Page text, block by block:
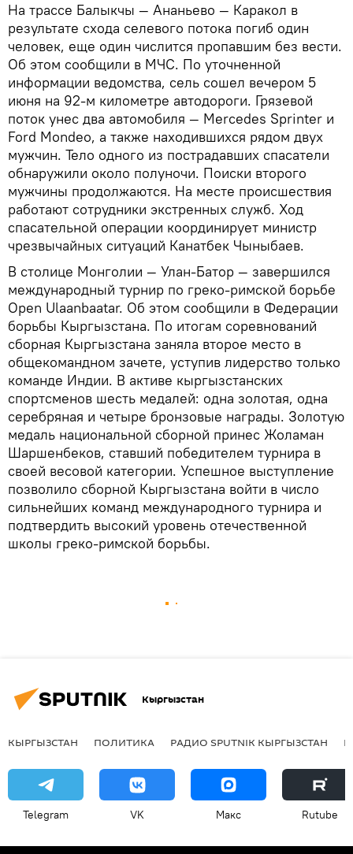
На трассе Балыкчы — Ананьево — Каракол в
результате схода селевого потока погиб один
человек, еще один числится пропавшим без вести.
Об этом сообщили в МЧС. По уточненной
информации ведомства, сель сошел вечером 5
июня на 92-м километре автодороги. Грязевой
поток унес два автомобиля — Mercedes Sprinter и
Ford Mondeo, а также находившихся рядом двух
мужчин. Тело одного из пострадавших спасатели
обнаружили около полуночи. Поиски второго
мужчины продолжаются. На месте происшествия
работают сотрудники экстренных служб. Ход
спасательной операции координирует министр
чрезвычайных ситуаций Канатбек Чыныбаев.
В столице Монголии — Улан-Батор — завершился
международный турнир по греко-римской борьбе
Open Ulaanbaatar. Об этом сообщили в Федерации
борьбы Кыргызстана. По итогам соревнований
сборная Кыргызстана заняла второе место в
общекомандном зачете, уступив лидерство только
команде Индии. В активе кыргызстанских
спортсменов шесть медалей: одна золотая, одна
серебряная и четыре бронзовые награды. Золотую
медаль национальной сборной принес Жоламан
Шаршенбеков, ставший победителем турнира в
своей весовой категории. Успешное выступление
позволило сборной Кыргызстана войти в число
сильнейших команд международного турнира и
подтвердить высокий уровень отечественной
школы греко-римской борьбы.
Кыргызстан
КЫРГЫЗСТАН ПОЛИТИКА РАДИО SPUTNIK КЫРГЫЗСТАН
Telegram VK Макс Rutube